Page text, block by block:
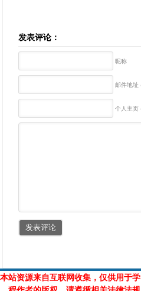
发表评论：
昵称
邮件地址
个人主页
本站资源来自互联网收集，仅供用于